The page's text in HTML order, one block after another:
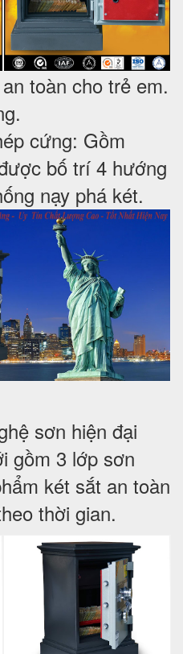
toàn cho trẻ em.
cứng: Gồm
bố trí 4 hướng
nạy phá két.
sơn hiện đại
gồm 3 lớp sơn
két sắt an toàn
thời gian.